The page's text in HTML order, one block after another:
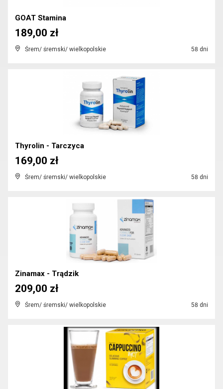
GOAT Stamina
Śrem/ śremski/ wielkopolskie 58 dni
189,00 zł
Thyrolin - Tarczyca
Śrem/ śremski/ wielkopolskie 58 dni
169,00 zł
Zinamax - Trądzik
Śrem/ śremski/ wielkopolskie 58 dni
209,00 zł